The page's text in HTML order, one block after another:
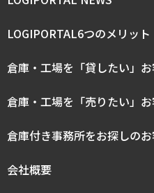
LOGIPORTAL6つのメリット
倉庫・工場を「貸したい」
倉庫・工場を「売りたい」
倉庫付き事務所をお探しの
会社概要